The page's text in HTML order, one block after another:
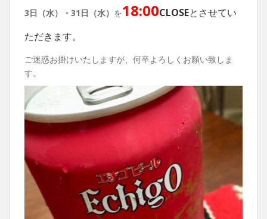
3日（水）・31日（水） を18:00CLOSEとさせてい
ただきます。
ご迷惑お掛けいたしますが、何卒よろしくお願い致しま
す。